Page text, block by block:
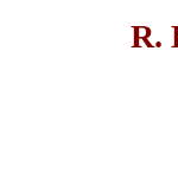
R.